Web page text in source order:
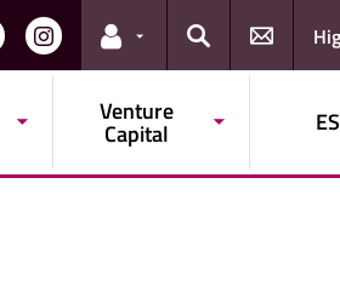
Links for the current user
Search
Venture
Capital